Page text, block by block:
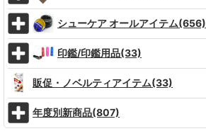
シューケア オールアイテム(656)
印鑑/印鑑用品(33)
販促・ノベルティアイテム(33)
年度別新商品(807)